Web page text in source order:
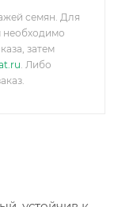
семян. Для
необходимо
затем
. Либо